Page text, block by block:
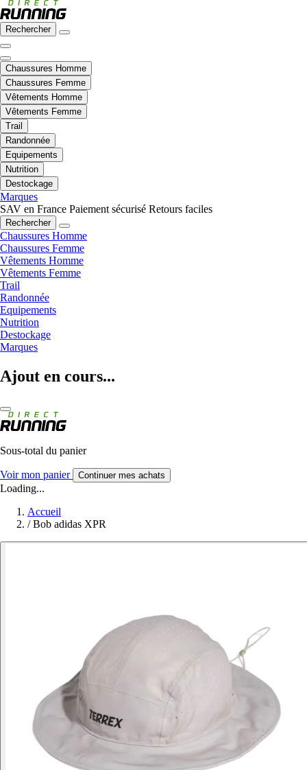
Rechercher
Chaussures Homme
Chaussures Femme
Vêtements Homme
Vêtements Femme
Trail
Randonnée
Equipements
Nutrition
Destockage
Marques
SAV en France Paiement sécurisé Retours faciles
Rechercher
Chaussures Homme
Chaussures Femme
Vêtements Homme
Vêtements Femme
Trail
Randonnée
Equipements
Nutrition
Destockage
Marques
Ajout en cours...
Sous-total du panier
Voir mon panier Continuer mes achats
Loading...
Accueil
/ Bob adidas XPR